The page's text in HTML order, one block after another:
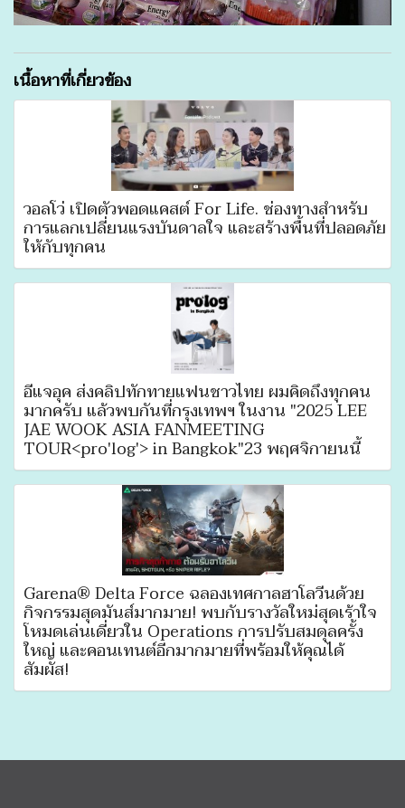
เนื้อหาที่เกี่ยวข้อง
วอลโว่ เปิดตัวพอดแคสต์ For Life. ช่องทางสำหรับ
การแลกเปลี่ยนแรงบันดาลใจ และสร้างพื้นที่ปลอดภัย
ให้กับทุกคน
อีแจอุค ส่งคลิปทักทายแฟนชาวไทย ผมคิดถึงทุกคน
มากครับ แล้วพบกันที่กรุงเทพฯ ในงาน "2025 LEE
JAE WOOK ASIA FANMEETING
TOUR<pro'log'> in Bangkok"23 พฤศจิกายนนี้
Garena® Delta Force ฉลองเทศกาลฮาโลวีนด้วย
กิจกรรมสุดมันส์มากมาย! พบกับรางวัลใหม่สุดเร้าใจ
โหมดเล่นเดี่ยวใน Operations การปรับสมดุลครั้ง
ใหญ่ และคอนเทนต์อีกมากมายที่พร้อมให้คุณได้
สัมผัส!